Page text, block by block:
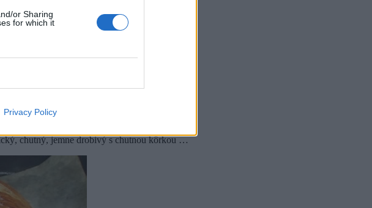
or Sharing
for which it
Privacy Policy
chutný, jemne drobivý s chutnou kôrkou …